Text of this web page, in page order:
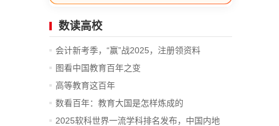
数读高校
会计新考季，“赢”战2025，注册领资料
图看中国教育百年之变
高等教育这百年
数看百年：教育大国是怎样炼成的
2025软科世界一流学科排名发布，中国内地